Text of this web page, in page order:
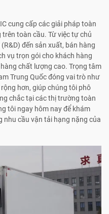
cung cấp các giải pháp toàn
toàn cầu. Từ việc tự chủ
đến sản xuất, bán hàng
vụ trọn gói cho khách hàng
chất lượng cao. Trọng tâm
Trung Quốc đóng vai trò như
hơn, giúp chúng tôi phô
chắc tại các thị trường toàn
tôi ngay hôm nay để khám
nhu cầu vận tải hạng nặng của